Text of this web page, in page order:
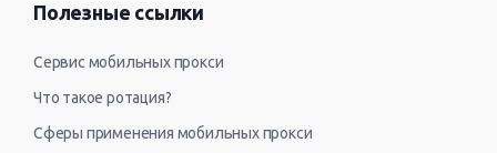
Полезные ссылки
Сервис мобильных прокси
Что такое ротация?
Сферы применения мобильных прокси